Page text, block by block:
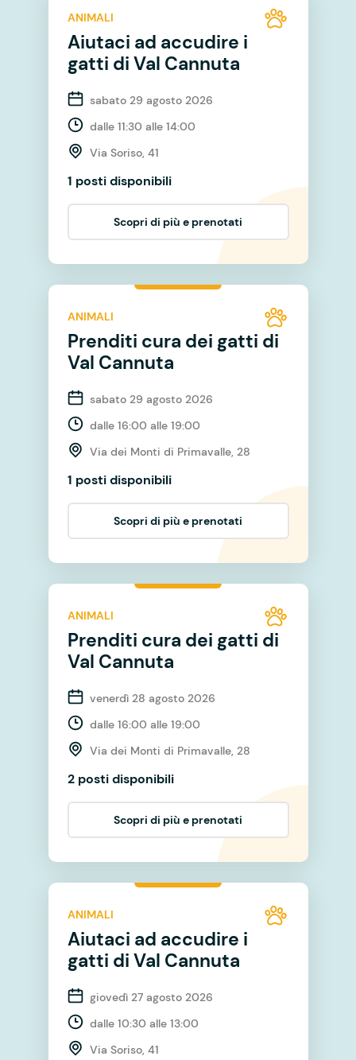
ANIMALI
Aiutaci ad accudire i
gatti di Val Cannuta
sabato 29 agosto 2026
dalle 11:30 alle 14:00
Via Soriso, 41
1 posti disponibili
Scopri di più e prenotati
ANIMALI
Prenditi cura dei gatti di
Val Cannuta
sabato 29 agosto 2026
dalle 16:00 alle 19:00
Via dei Monti di Primavalle, 28
1 posti disponibili
Scopri di più e prenotati
ANIMALI
Prenditi cura dei gatti di
Val Cannuta
venerdì 28 agosto 2026
dalle 16:00 alle 19:00
Via dei Monti di Primavalle, 28
2 posti disponibili
Scopri di più e prenotati
ANIMALI
Aiutaci ad accudire i
gatti di Val Cannuta
giovedì 27 agosto 2026
dalle 10:30 alle 13:00
Via Soriso, 41